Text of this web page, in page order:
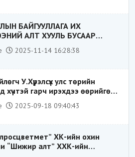
БАЙГУУЛЛАГА ИХ
АЛТ ХУУЛЬ БУСААР
ГАРГАХ ГЭЖ БАЙСАН
ТАСЛАН ЗОГСООЛОО
2025-11-14 16:28:38
У.Хүрэлсүх улс төрийн
хүчтэй гарч ирэхдээ өөрийгөө
ёсны төлөө тэмцэгч, “хуучин
хонгилыг нураагч” гэсэн
2025-09-18 09:40:43
ХК-ийн охин
“Шижир алт” ХХК-ийн